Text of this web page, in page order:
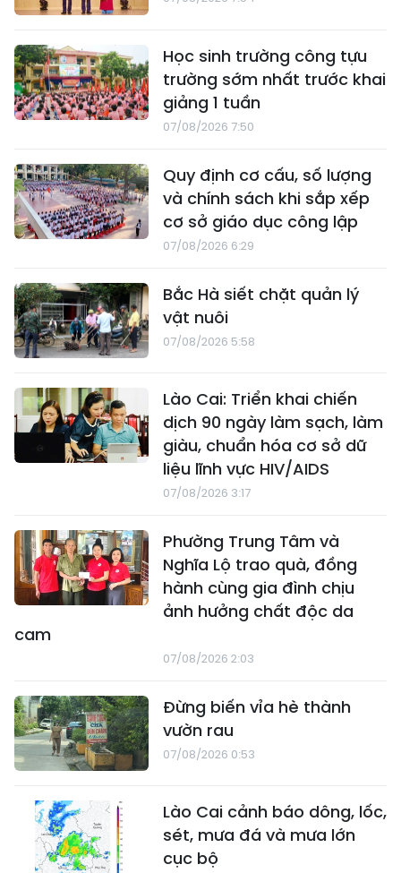
Học sinh trường công tựu
trường sớm nhất trước khai
giảng 1 tuần
07/08/2026 7:50
Quy định cơ cấu, số lượng
và chính sách khi sắp xếp
cơ sở giáo dục công lập
07/08/2026 6:29
Bắc Hà siết chặt quản lý
vật nuôi
07/08/2026 5:58
Lào Cai: Triển khai chiến
dịch 90 ngày làm sạch, làm
giàu, chuẩn hóa cơ sở dữ
liệu lĩnh vực HIV/AIDS
07/08/2026 3:17
Phường Trung Tâm và
Nghĩa Lộ trao quà, đồng
hành cùng gia đình chịu
ảnh hưởng chất độc da
cam
07/08/2026 2:03
Đừng biến vỉa hè thành
vườn rau
07/08/2026 0:53
Lào Cai cảnh báo dông, lốc,
sét, mưa đá và mưa lớn
cục bộ